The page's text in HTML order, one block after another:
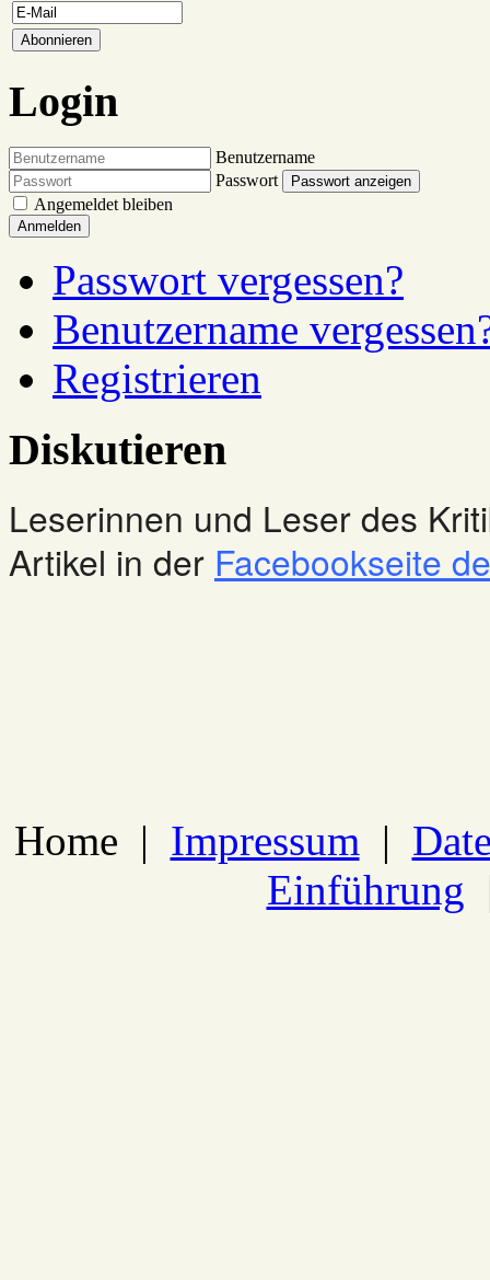
Login
Benutzername
Passwort
Passwort anzeigen
Angemeldet bleiben
Anmelden
Passwort vergessen?
Benutzername
Registrieren
Diskutieren
Leserinnen und Leser des
Artikel in der Facebookseite
Home | Impressum |
Einführung